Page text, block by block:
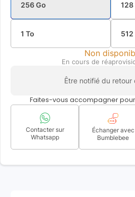
256 Go 128
1 To 512
Non
En cours de
Être notifié du retour
Faites-vous accompagner
Contacter sur
Whatsapp
Échanger avec
Bumblebee